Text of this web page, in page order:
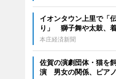
イオンタウン上里で「
り」 獅子舞や太鼓、
本庄経済新聞
佐賀の演劇団体・猫を
演 男女の関係、ピア